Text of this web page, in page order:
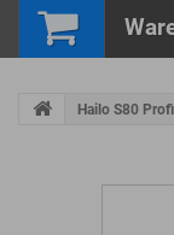
Hailo S80